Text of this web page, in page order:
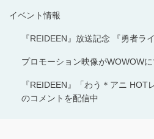
イベント情報
『REIDEEN』放送記念 『勇者ラ
プロモーション映像がWOWOW
『REIDEEN』「わう＊アニ HOT
のコメントを配信中